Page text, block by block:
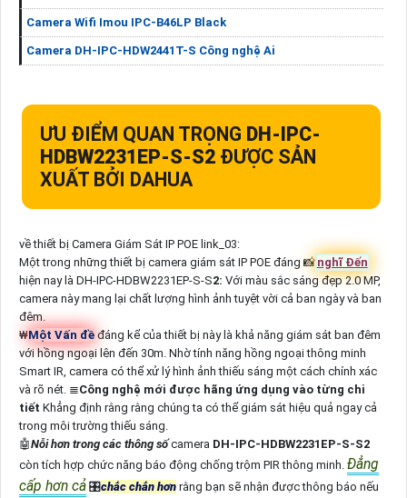
Camera Wifi Imou IPC-B46LP Black
Camera DH-IPC-HDW2441T-S Công nghệ Ai
ƯU ĐIỂM QUAN TRỌNG DH-IPC-
HDBW2231EP-S-S2 ĐƯỢC SẢN
XUẤT BỞI DAHUA
về thiết bị Camera Giám Sát IP POE link_03:
Một trong những thiết bị camera giám sát IP POE đáng 📸 nghĩ Đến
hiện nay là DH-IPC-HDBW2231EP-S-S2: Với màu sắc sáng đẹp 2.0 MP,
camera này mang lại chất lượng hình ảnh tuyệt vời cả ban ngày và ban
đêm.
₩Một Vấn đềđáng kể của thiết bị này là khả năng giám sát ban đêm
với hồng ngoại lên đến 30m. Nhờ tính năng hồng ngoại thông minh
Smart IR, camera có thể xử lý hình ảnh thiếu sáng một cách chính xác
và rõ nét. ≣Công nghệ mới được hãng ứng dụng vào từng chi
tiết Khẳng định rằng rằng chúng ta có thể giám sát hiệu quả ngay cả
trong môi trường thiếu sáng.
🤖️Nỗi hơn trong các thông sốcamera DH-IPC-HDBW2231EP-S-S2
còn tích hợp chức năng báo động chống trộm PIR thông minh. Đẳng
cấp hơn cả🎛chắc chắn hơnrằng bạn sẽ nhận được thông báo nếu